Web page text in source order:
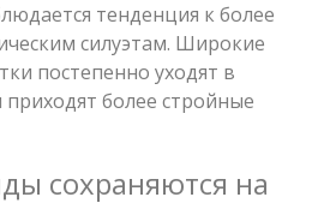
тенденция к более
силуэтам. Широкие
постепенно уходят в
более стройные
сохраняются на